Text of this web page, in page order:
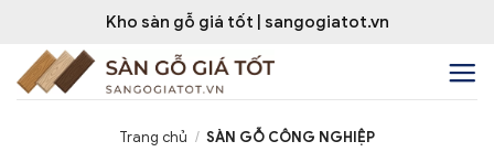
dung
Kho sàn gỗ giá tốt | sangogiatot.vn
Trang chủ / SÀN GỖ CÔNG NGHIỆP